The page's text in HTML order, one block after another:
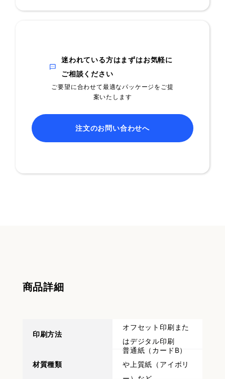
迷われている方はまずはお気軽に
ご相談ください
ご要望に合わせて最適なパッケージをご提
案いたします
注文のお問い合わせへ
商品詳細
印刷方法
オフセット印刷また
はデジタル印刷
材質種類
普通紙（カードB）
や上質紙（アイボリ